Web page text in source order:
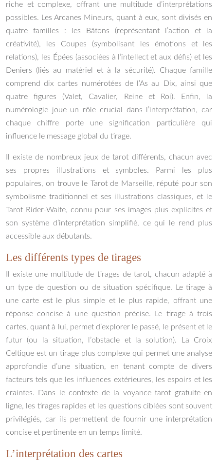
riche et complexe, offrant une multitude d’interprétations
possibles. Les Arcanes Mineurs, quant à eux, sont divisés en
quatre familles : les Bâtons (représentant l’action et la
créativité), les Coupes (symbolisant les émotions et les
relations), les Épées (associées à l’intellect et aux défis) et les
Deniers (liés au matériel et à la sécurité). Chaque famille
comprend dix cartes numérotées de l’As au Dix, ainsi que
quatre figures (Valet, Cavalier, Reine et Roi). Enfin, la
numérologie joue un rôle crucial dans l’interprétation, car
chaque chiffre porte une signification particulière qui
influence le message global du tirage.
Il existe de nombreux jeux de tarot différents, chacun avec
ses propres illustrations et symboles. Parmi les plus
populaires, on trouve le Tarot de Marseille, réputé pour son
symbolisme traditionnel et ses illustrations classiques, et le
Tarot Rider-Waite, connu pour ses images plus explicites et
son système d’interprétation simplifié, ce qui le rend plus
accessible aux débutants.
Les différents types de tirages
Il existe une multitude de tirages de tarot, chacun adapté à
un type de question ou de situation spécifique. Le tirage à
une carte est le plus simple et le plus rapide, offrant une
réponse concise à une question précise. Le tirage à trois
cartes, quant à lui, permet d’explorer le passé, le présent et le
futur (ou la situation, l’obstacle et la solution). La Croix
Celtique est un tirage plus complexe qui permet une analyse
approfondie d’une situation, en tenant compte de divers
facteurs tels que les influences extérieures, les espoirs et les
craintes. Dans le contexte de la voyance tarot gratuite en
ligne, les tirages rapides et les questions ciblées sont souvent
privilégiés, car ils permettent de fournir une interprétation
concise et pertinente en un temps limité.
L’interprétation des cartes